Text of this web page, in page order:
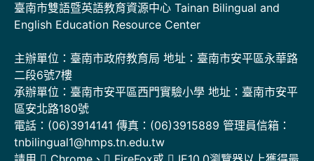
臺南市雙語暨英語教育資源中心 Tainan Bilingual and
English Education Resource Center
主辦單位：臺南市政府教育局 地址：臺南市安平區永華路
二段6號7樓
承辦單位：臺南市安平區西門實驗小學 地址：臺南市安平
區安北路180號
電話：(06)3914141 傳真：(06)3915889 管理員信箱：
tnbilingual1@hmps.tn.edu.tw